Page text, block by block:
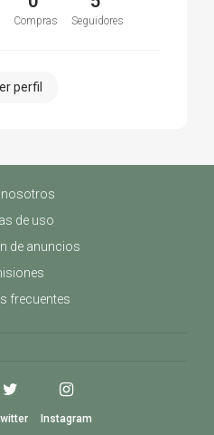
Compras Seguidores
perfil
nosotros
de uso
de anuncios
frecuentes
Instagram